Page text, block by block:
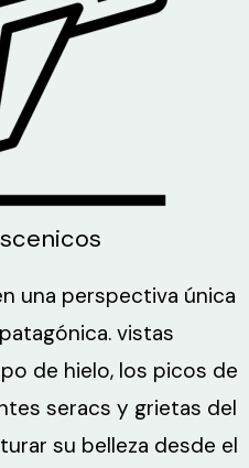
una perspectiva única
vistas
de hielo, los picos de
seracs y grietas del
su belleza desde el